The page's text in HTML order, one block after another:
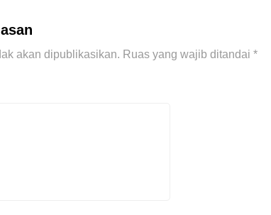
akan dipublikasikan. Ruas yang wajib ditandai *